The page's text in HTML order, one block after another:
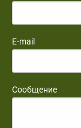
E-mail
Сообщение